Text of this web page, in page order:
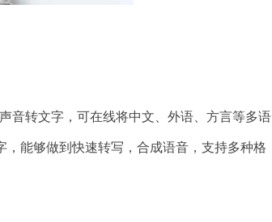
音转文字，可在线将中文、外语、方言等多语
能够做到快速转写，合成语音，支持多种格